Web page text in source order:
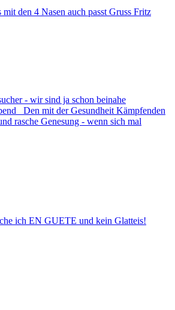
den 4 Nasen auch passt Gruss Fritz
- wir sind ja schon beinahe
Den mit der Gesundheit Kämpfenden
rasche Genesung - wenn sich mal
ich EN GUETE und kein Glatteis!